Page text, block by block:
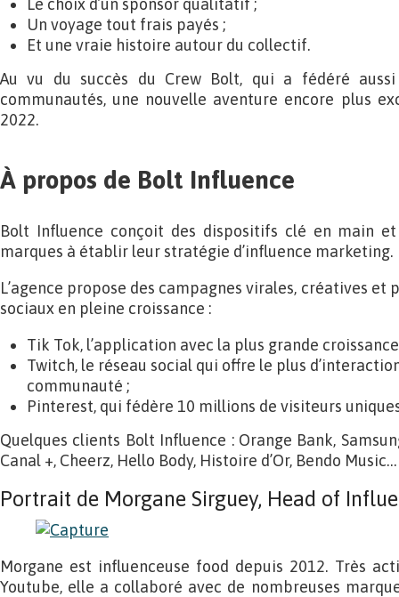
Le choix d’un sponsor qualitatif ;
Un voyage tout frais payés ;
Et une vraie histoire autour du collectif.
Au vu du succès du Crew Bolt, qui a fédéré
communautés, une nouvelle aventure encore plus
2022.
À propos de Bolt Influence
Bolt Influence conçoit des dispositifs clé en main
marques à établir leur stratégie d’influence marketing.
L’agence propose des campagnes virales, créatives et
sociaux en pleine croissance :
Tik Tok, l’application avec la plus grande
Twitch, le réseau social qui offre le plus
communauté ;
Pinterest, qui fédère 10 millions de visiteurs
Quelques clients Bolt Influence : Orange Bank,
Canal +, Cheerz, Hello Body, Histoire d’Or, Bendo Music…
Portrait de Morgane Sirguey, Head of
Morgane est influenceuse food depuis 2012. Très
Youtube, elle a collaboré avec de nombreuses